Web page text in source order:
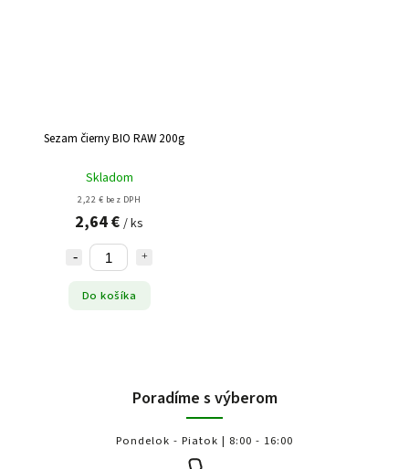
Sezam čierny BIO RAW 200g
Skladom
2,22 € bez DPH
2,64 € / ks
Do košíka
Poradíme s výberom
Pondelok - Piatok | 8:00 - 16:00